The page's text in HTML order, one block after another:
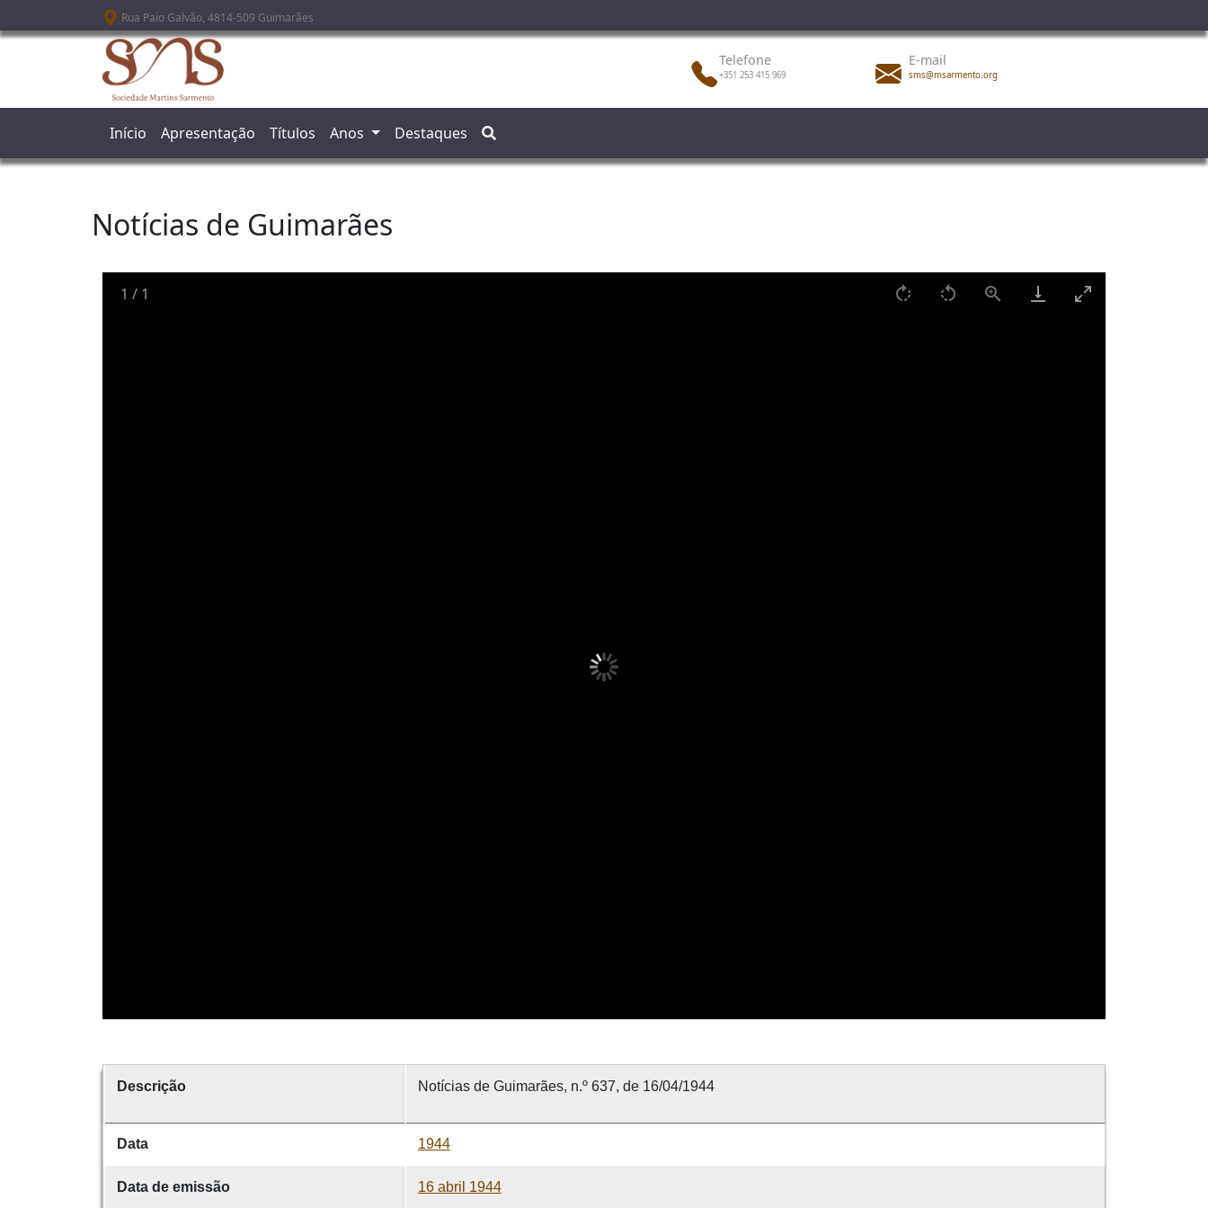
Passar para o conteúdo principal
Rua Paio Galvão, 4814-509 Guimarães
Telefone
+351 253 415 969
E-mail
sms@msarmento.org
Início Apresentação Títulos Anos Destaques
Notícias de Guimarães
1 / 1
Descrição Notícias de Guimarães, n.º 637, de 16/04/1944
Data 1944
Data de emissão 16 abril 1944